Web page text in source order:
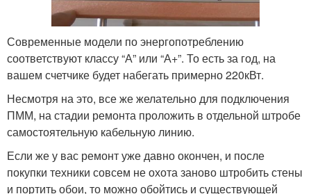
Современные модели по энергопотреблению
соответствуют классу “А” или “А+”. То есть за год, на
вашем счетчике будет набегать примерно 220кВт.
Несмотря на это, все же желательно для подключения
ПММ, на стадии ремонта проложить в отдельной штробе
самостоятельную кабельную линию.
Если же у вас ремонт уже давно окончен, и после
покупки техники совсем не охота заново штробить стены
и портить обои, то можно обойтись и существующей